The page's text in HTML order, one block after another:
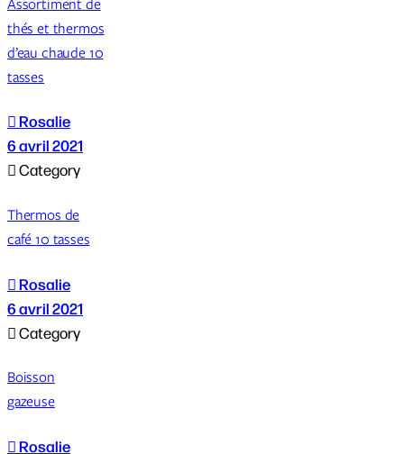
thés et thermos
d’eau chaude 10
tasses
Rosalie
6 avril 2021
Category
Thermos de
café 10 tasses
Rosalie
6 avril 2021
Category
Boisson
gazeuse
Rosalie